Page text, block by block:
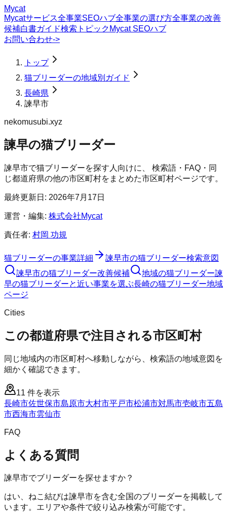
Mycat
Mycatサービス全事業SEOハブ全事業の選び方全事業の改善
候補白書ガイド検索トピック Mycat SEOハブ
お問い合わせ->
トップ
猫ブリーダーの地域別ガイド
長崎県
諫早市
nekomusubi.xyz
諫早の猫ブリーダー
諫早市で猫ブリーダーを探す人向けに、 検索語・FAQ・同
じ都道府県の他の市区町村をまとめた市区町村ページです。
最終更新日: 2026年7月17日
運営・編集: 株式会社Mycat
責任者: 村岡 功規
猫ブリーダーの事業詳細 諫早市の猫ブリーダー検索意図
諫早市の猫ブリーダー改善候補 地域の猫ブリーダー諫
早の猫ブリーダーと近い事業を選ぶ長崎の猫ブリーダー地域
ページ
Cities
この都道府県で注目される市区町村
同じ地域内の市区町村へ移動しながら、検索語の地域意図を
細かく確認できます。
11 件を表示
長崎市佐世保市島原市大村市平戸市松浦市対馬市壱岐市五島
市西海市雲仙市
FAQ
よくある質問
諫早市でブリーダーを探せますか？
はい、ねこ結びは諫早市を含む全国のブリーダーを掲載して
います。エリアや条件で絞り込み検索が可能です。